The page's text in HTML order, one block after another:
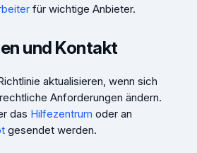
für wichtige Anbieter.
und Kontakt
aktualisieren, wenn sich
Anforderungen ändern.
das Hilfezentrum oder an
gesendet werden.